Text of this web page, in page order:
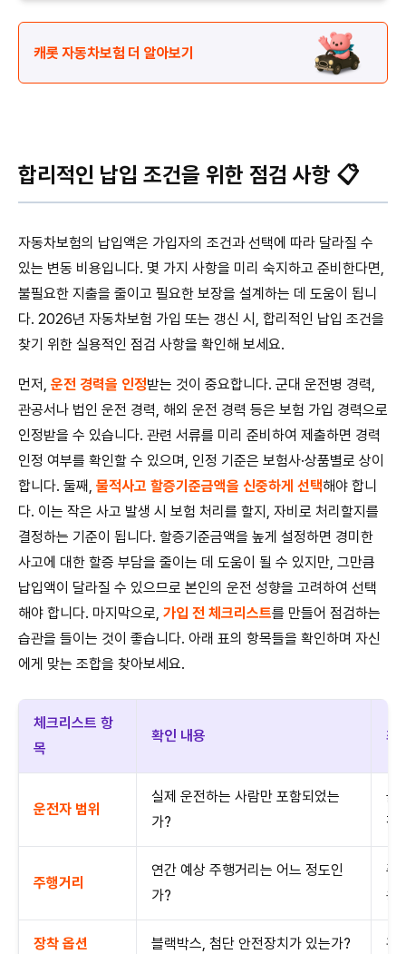
캐롯 자동차보험 더 알아보기
합리적인 납입 조건을 위한 점검 사항 📋
자동차보험의 납입액은 가입자의 조건과 선택에 따라 달라질 수
있는 변동 비용입니다. 몇 가지 사항을 미리 숙지하고 준비한다면,
불필요한 지출을 줄이고 필요한 보장을 설계하는 데 도움이 됩니
다. 2026년 자동차보험 가입 또는 갱신 시, 합리적인 납입 조건을
찾기 위한 실용적인 점검 사항을 확인해 보세요.
먼저, 운전 경력을 인정받는 것이 중요합니다. 군대 운전병 경력,
관공서나 법인 운전 경력, 해외 운전 경력 등은 보험 가입 경력으로
인정받을 수 있습니다. 관련 서류를 미리 준비하여 제출하면 경력
인정 여부를 확인할 수 있으며, 인정 기준은 보험사·상품별로 상이
합니다. 둘째, 물적사고 할증기준금액을 신중하게 선택해야 합니
다. 이는 작은 사고 발생 시 보험 처리를 할지, 자비로 처리할지를
결정하는 기준이 됩니다. 할증기준금액을 높게 설정하면 경미한
사고에 대한 할증 부담을 줄이는 데 도움이 될 수 있지만, 그만큼
납입액이 달라질 수 있으므로 본인의 운전 성향을 고려하여 선택
해야 합니다. 마지막으로, 가입 전 체크리스트를 만들어 점검하는
습관을 들이는 것이 좋습니다. 아래 표의 항목들을 확인하며 자신
에게 맞는 조합을 찾아보세요.
체크리스트 항
목
확인 내용 최
운전자 범위
실제 운전하는 사람만 포함되었는
가?
불
정
주행거리
연간 예상 주행거리는 어느 정도인
가?
주
용
장착 옵션 블랙박스, 첨단 안전장치가 있는가? 관